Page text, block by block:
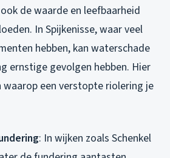
de waarde en leefbaarheid
In Spijkenisse, waar veel
hebben, kan waterschade
ernstige gevolgen hebben. Hier
waarop een verstopte riolering je
: In wijken zoals Schenkel